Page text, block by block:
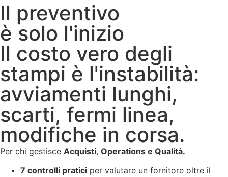
Il preventivo
è solo l'inizio
Il costo vero degli
stampi è l'instabilità:
avviamenti lunghi,
scarti, fermi linea,
modifiche in corsa.
Per chi gestisce Acquisti, Operations e Qualità.
7 controlli pratici per valutare un fornitore oltre il